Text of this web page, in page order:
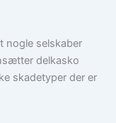
nogle selskaber
delkasko
skadetyper der er